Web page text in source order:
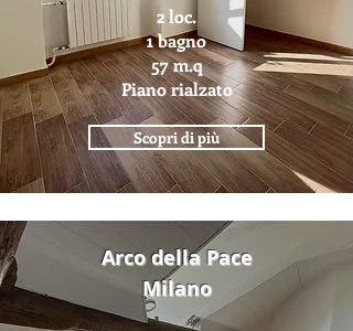
2 loc.
1 bagno
57 m.q
Piano rialzato
Scopri di più
Arco della Pace
Milano